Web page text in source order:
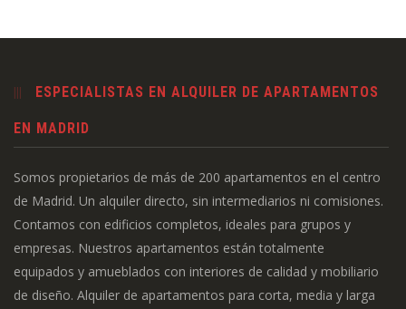
ESPECIALISTAS EN ALQUILER DE APARTAMENTOS
EN MADRID
Somos propietarios de más de 200 apartamentos en el centro
de Madrid. Un alquiler directo, sin intermediarios ni comisiones.
Contamos con edificios completos, ideales para grupos y
empresas. Nuestros apartamentos están totalmente
equipados y amueblados con interiores de calidad y mobiliario
de diseño. Alquiler de apartamentos para corta, media y larga